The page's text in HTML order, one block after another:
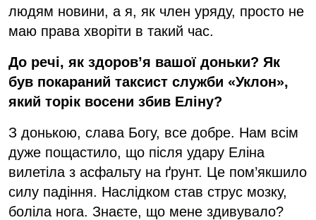
людям новини, а я, як член уряду, просто не
маю права хворіти в такий час.
До речі, як здоров’я вашої доньки? Як
був покараний таксист служби «Уклон»,
який торік восени збив Еліну?
З донькою, слава Богу, все добре. Нам всім
дуже пощастило, що після удару Еліна
вилетіла з асфальту на ґрунт. Це пом’якшило
силу падіння. Наслідком став струс мозку,
боліла нога. Знаєте, що мене здивувало?